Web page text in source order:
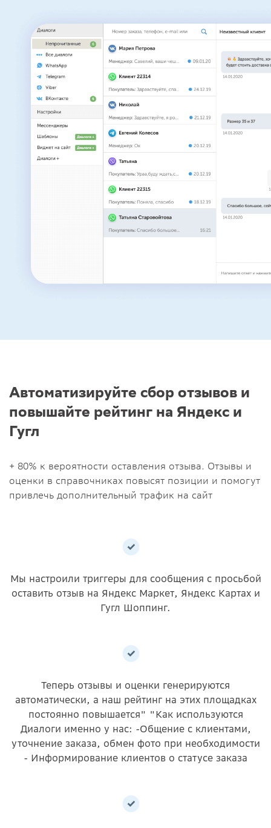
Автоматизируйте сбор отзывов и
повышайте рейтинг на Яндекс и
Гугл
+ 80% к вероятности оставления отзыва. Отзывы и
оценки в справочниках повысят позиции и помогут
привлечь дополнительный трафик на сайт
Мы настроили триггеры для сообщения с просьбой
оставить отзыв на Яндекс Маркет, Яндекс Картах и
Гугл Шоппинг.
Теперь отзывы и оценки генерируются
автоматически, а наш рейтинг на этих площадках
постоянно повышается" "Как используются
Диалоги именно у нас: -Общение с клиентами,
уточнение заказа, обмен фото при необходимости
- Информирование клиентов о статусе заказа